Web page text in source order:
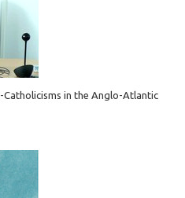
in the Anglo-Atlantic